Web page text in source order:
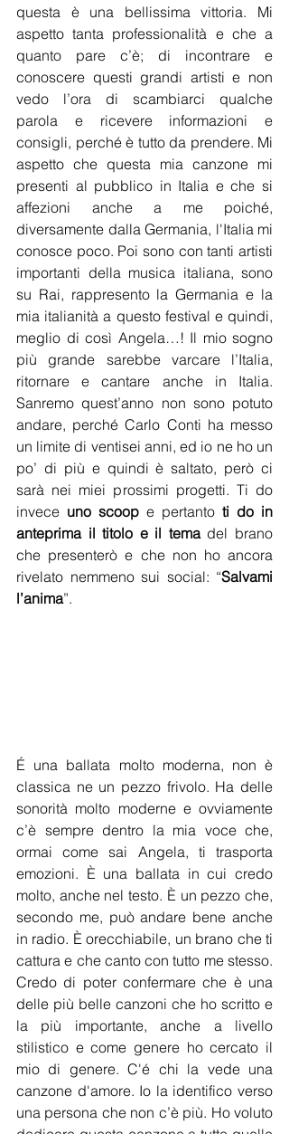
questa è una bellissima vittoria. Mi
aspetto tanta professionalità e che a
quanto pare c’è; di incontrare e
conoscere questi grandi artisti e non
vedo l’ora di scambiarci qualche
parola e ricevere informazioni e
consigli, perché è tutto da prendere. Mi
aspetto che questa mia canzone mi
presenti al pubblico in Italia e che si
affezioni anche a me poiché,
diversamente dalla Germania, l'Italia mi
conosce poco. Poi sono con tanti artisti
importanti della musica italiana, sono
su Rai, rappresento la Germania e la
mia italianità a questo festival e quindi,
meglio di così Angela…! Il mio sogno
più grande sarebbe varcare l’Italia,
ritornare e cantare anche in Italia.
Sanremo quest’anno non sono potuto
andare, perché Carlo Conti ha messo
un limite di ventisei anni, ed io ne ho un
po’ di più e quindi è saltato, però ci
sarà nei miei prossimi progetti. Ti do
invece uno scoop e pertanto ti do in
anteprima il titolo e il tema del brano
che presenterò e che non ho ancora
rivelato nemmeno sui social: “Salvami
l’anima”.
É una ballata molto moderna, non è
classica ne un pezzo frivolo. Ha delle
sonorità molto moderne e ovviamente
c’è sempre dentro la mia voce che,
ormai come sai Angela, ti trasporta
emozioni. È una ballata in cui credo
molto, anche nel testo. È un pezzo che,
secondo me, può andare bene anche
in radio. È orecchiabile, un brano che ti
cattura e che canto con tutto me stesso.
Credo di poter confermare che è una
delle più belle canzoni che ho scritto e
la più importante, anche a livello
stilistico e come genere ho cercato il
mio di genere. C'é chi la vede una
canzone d'amore. Io la identifico verso
una persona che non c’è più. Ho voluto